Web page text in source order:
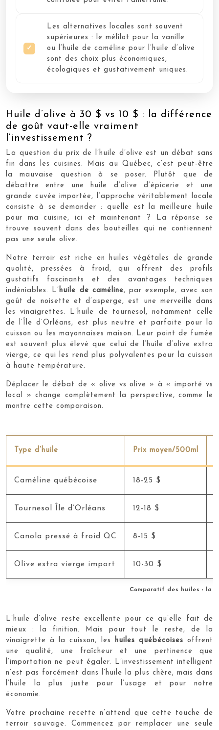
Les alternatives locales sont souvent
supérieures : le mélilot pour la vanille
ou l’huile de caméline pour l’huile d’olive
sont des choix plus économiques,
écologiques et gustativement uniques.
Huile d’olive à 30 $ vs 10 $ : la différence
de goût vaut-elle vraiment
l’investissement ?
La question du prix de l’huile d’olive est un débat sans
fin dans les cuisines. Mais au Québec, c’est peut-être
la mauvaise question à se poser. Plutôt que de
débattre entre une huile d’olive d’épicerie et une
grande cuvée importée, l’approche véritablement locale
consiste à se demander : quelle est la meilleure huile
pour ma cuisine, ici et maintenant ? La réponse se
trouve souvent dans des bouteilles qui ne contiennent
pas une seule olive.
Notre terroir est riche en huiles végétales de grande
qualité, pressées à froid, qui offrent des profils
gustatifs fascinants et des avantages techniques
indéniables. L’ huile de caméline, par exemple, avec son
goût de noisette et d’asperge, est une merveille dans
les vinaigrettes. L’huile de tournesol, notamment celle
de l’Île d’Orléans, est plus neutre et parfaite pour la
cuisson ou les mayonnaises maison. Leur point de fumée
est souvent plus élevé que celui de l’huile d’olive extra
vierge, ce qui les rend plus polyvalentes pour la cuisson
à haute température.
Déplacer le débat de « olive vs olive » à « importé vs
local » change complètement la perspective, comme le
montre cette comparaison.
Comparatif des huiles : la
Type d’huile Prix moyen/500ml
Caméline québécoise 18-25 $
Tournesol Île d’Orléans 12-18 $
Canola pressé à froid QC 8-15 $
Olive extra vierge import 10-30 $
L’huile d’olive reste excellente pour ce qu’elle fait de
mieux : la finition. Mais pour tout le reste, de la
vinaigrette à la cuisson, les
huiles québécoises offrent
une qualité, une fraîcheur et une pertinence que
l’importation ne peut égaler. L’investissement intelligent
n’est pas forcément dans l’huile la plus chère, mais dans
l’huile la plus juste pour l’usage et pour notre
économie.
Votre prochaine recette n’attend que cette touche de
terroir sauvage. Commencez par remplacer une seule